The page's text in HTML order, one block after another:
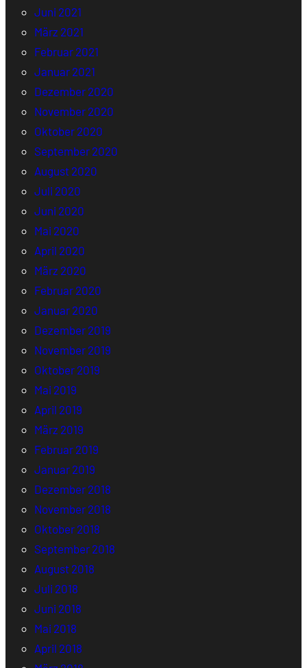
Juni 2021
März 2021
Februar 2021
Januar 2021
Dezember 2020
November 2020
Oktober 2020
September 2020
August 2020
Juli 2020
Juni 2020
Mai 2020
April 2020
März 2020
Februar 2020
Januar 2020
Dezember 2019
November 2019
Oktober 2019
Mai 2019
April 2019
März 2019
Februar 2019
Januar 2019
Dezember 2018
November 2018
Oktober 2018
September 2018
August 2018
Juli 2018
Juni 2018
Mai 2018
April 2018